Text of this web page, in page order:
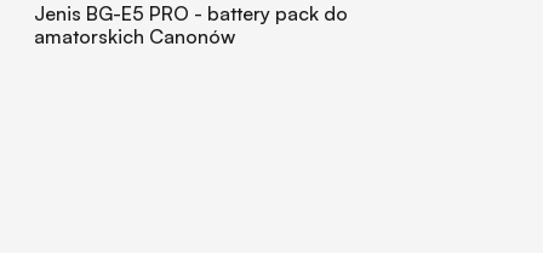
Jenis BG-E5 PRO - battery pack do
amatorskich Canonów